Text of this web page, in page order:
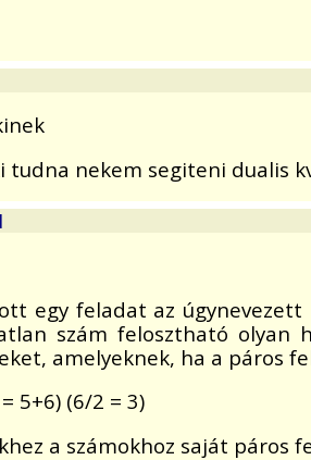
tudna nekem segiteni dualis
egy feladat az
szám felosztható olyan
amelyeknek, ha a páros
5+6) (6/2 = 3)
a számokhoz saját páros